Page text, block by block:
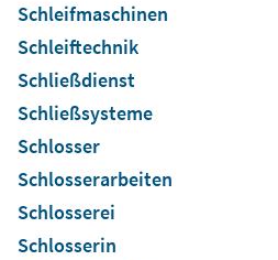
Schleifmaschinen
Schleiftechnik
Schließdienst
Schließsysteme
Schlosser
Schlosserarbeiten
Schlosserei
Schlosserin